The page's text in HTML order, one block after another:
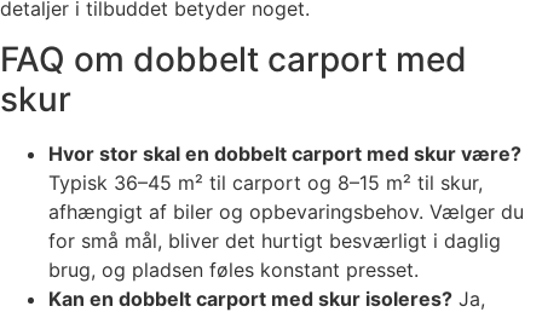
detaljer i tilbuddet betyder noget.
FAQ om dobbelt carport med
skur
Hvor stor skal en dobbelt carport med skur være?
Typisk 36–45 m² til carport og 8–15 m² til skur,
afhængigt af biler og opbevaringsbehov. Vælger du
for små mål, bliver det hurtigt besværligt i daglig
brug, og pladsen føles konstant presset.
Kan en dobbelt carport med skur isoleres? Ja,